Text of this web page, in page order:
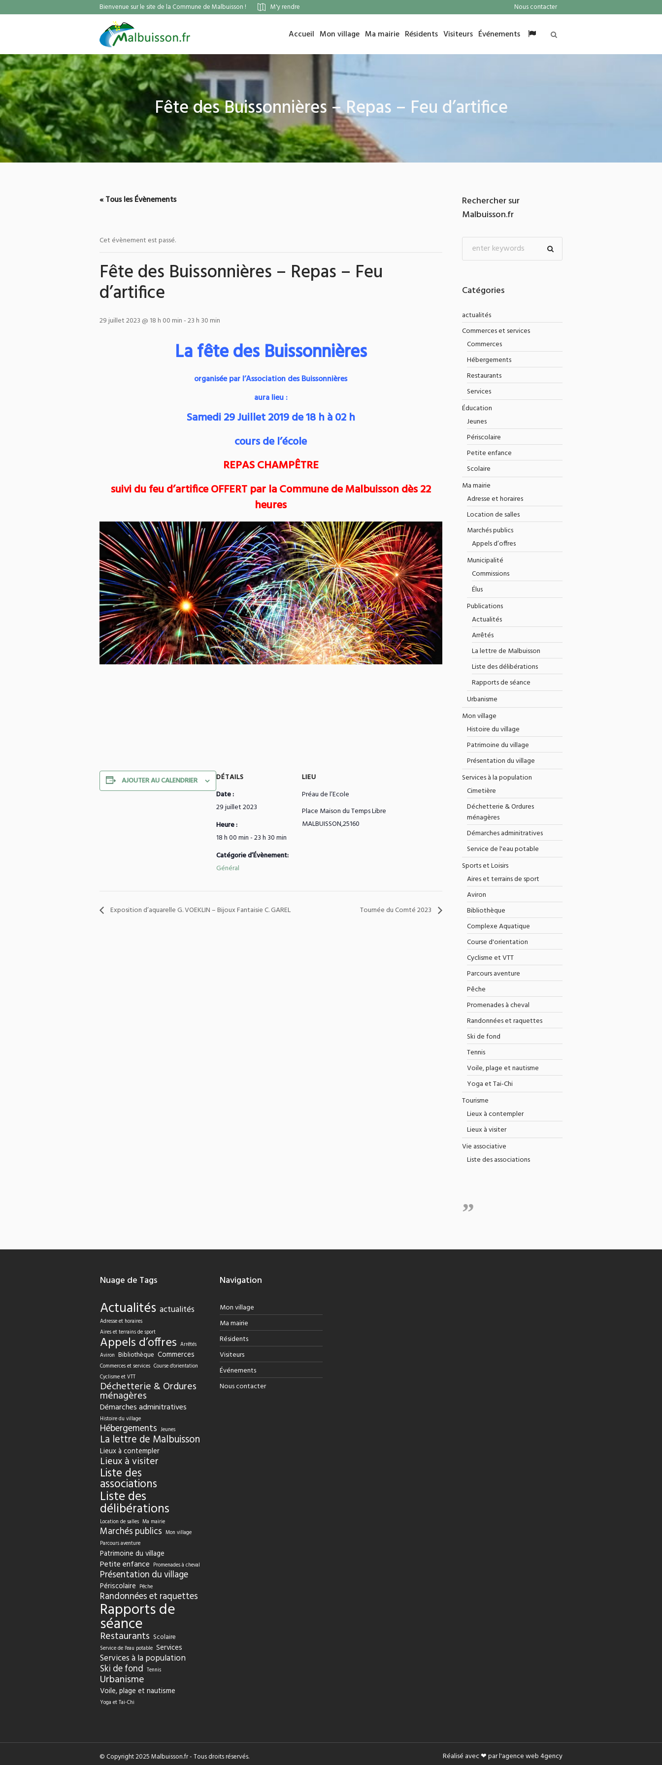
Nous contacter
Bienvenue sur le site de la Commune de Malbuisson ! M'y rendre
Accueil Mon village Ma mairie Résidents Visiteurs Événements
Fête des Buissonnières – Repas – Feu d’artifice
« Tous les Évènements
Cet évènement est passé.
Fête des Buissonnières – Repas – Feu
d’artifice
29 juillet 2023 @ 18 h 00 min-23 h 30 min
La fête des Buissonnières
organisée par l’Association des Buissonnières
aura lieu :
Samedi 29 Juillet 2019 de 18 h à 02 h
cours de l’école
REPAS CHAMPÊTRE
suivi du feu d’artifice OFFERT par la Commune de Malbuisson dès 22
heures
AJOUTER AU CALENDRIER
DÉTAILS
Date :
29 juillet 2023
Heure :
18 h 00 min - 23 h 30 min
Catégorie d’Évènement:
Général
LIEU
Préau de l’Ecole
Place Maison du Temps Libre
MALBUISSON,25160
Exposition d’aquarelle G. VOEKLIN – Bijoux Fantaisie C. GAREL Tournée du Comté 2023
Rechercher sur
Malbuisson.fr
Catégories
actualités
Commerces et services
Commerces
Hébergements
Restaurants
Services
Éducation
Jeunes
Périscolaire
Petite enfance
Scolaire
Ma mairie
Adresse et horaires
Location de salles
Marchés publics
Appels d’offres
Municipalité
Commissions
Élus
Publications
Actualités
Arrêtés
La lettre de Malbuisson
Liste des délibérations
Rapports de séance
Urbanisme
Mon village
Histoire du village
Patrimoine du village
Présentation du village
Services à la population
Cimetière
Déchetterie & Ordures
ménagères
Démarches adminitratives
Service de l'eau potable
Sports et Loisirs
Aires et terrains de sport
Aviron
Bibliothèque
Complexe Aquatique
Course d'orientation
Cyclisme et VTT
Parcours aventure
Pêche
Promenades à cheval
Randonnées et raquettes
Ski de fond
Tennis
Voile, plage et nautisme
Yoga et Tai-Chi
Tourisme
Lieux à contempler
Lieux à visiter
Vie associative
Liste des associations
Nuage de Tags
Actualités actualités
Adresse et horaires
Aires et terrains de sport
Appels d’offres Arrêtés
Aviron Bibliothèque Commerces
Commerces et services Course d'orientation
Cyclisme et VTT
Déchetterie & Ordures
ménagères
Démarches adminitratives
Histoire du village
Hébergements Jeunes
La lettre de Malbuisson
Lieux à contempler
Lieux à visiter
Liste des
associations
Liste des
délibérations
Location de salles Ma mairie
Marchés publics Mon village
Parcours aventure
Patrimoine du village
Petite enfance Promenades à cheval
Présentation du village
Périscolaire Pêche
Randonnées et raquettes
Rapports de
séance
Restaurants Scolaire
Service de l'eau potable Services
Services à la population
Ski de fond Tennis
Urbanisme
Voile, plage et nautisme
Yoga et Tai-Chi
Navigation
Mon village
Ma mairie
Résidents
Visiteurs
Événements
Nous contacter
Réalisé avec ❤ par l'agence web4gency
© Copyright 2025 Malbuisson.fr - Tous droits réservés.